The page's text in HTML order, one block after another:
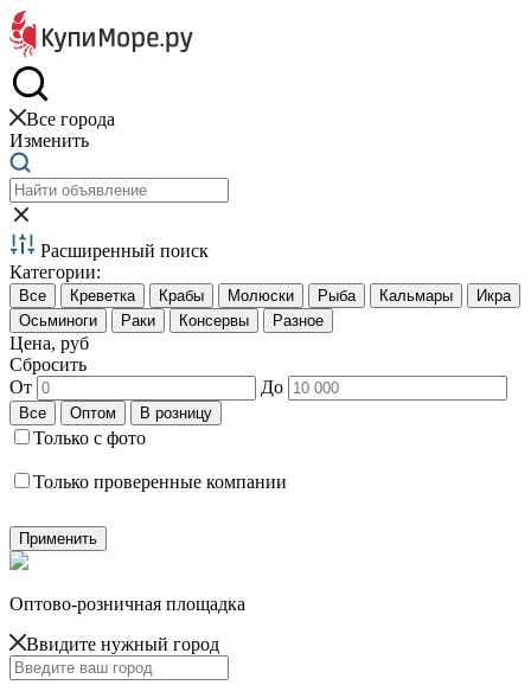
Все города
Изменить
Расширенный поиск
Категории:
Цена, руб
Сбросить
От
До
Только с фото
Только проверенные компании
Оптово-розничная площадка
Ввидите нужный город